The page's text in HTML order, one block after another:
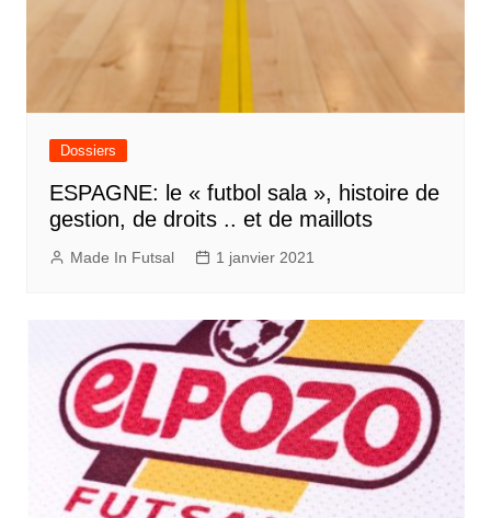
Dossiers
ESPAGNE: le « futbol sala », histoire de
gestion, de droits .. et de maillots
Made In Futsal 1 janvier 2021